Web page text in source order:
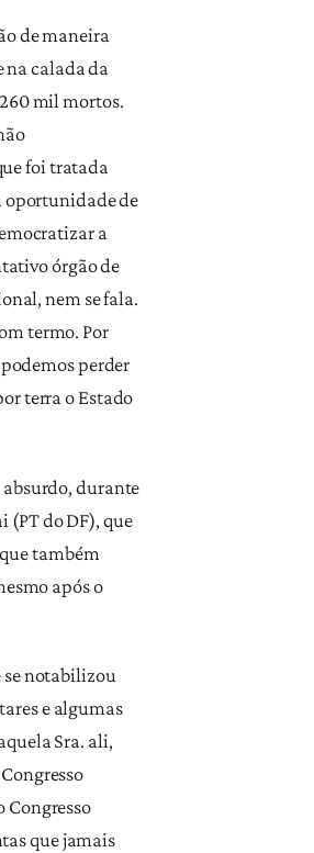
de maneira
na calada da
mil mortos.
foi tratada
oportunidade de
a
órgão de
nem se fala.
termo. Por
perder
terra o Estado
absurdo, durante
(PT do DF), que
também
após o
se notabilizou
e algumas
Sra. ali,
Congresso
que jamais